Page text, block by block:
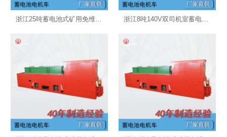
浙江25吨蓄电池式矿用免维护电机车 浙江8吨140V双司机室蓄电池式矿用免维护电机车